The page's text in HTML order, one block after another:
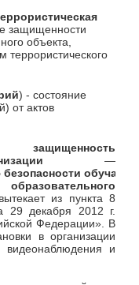
защищенности
объекта,
) - состояние
от актов
—
безопасности обучающ
из пункта 8
29 декабря 2012 г.
Федерации». В
в организации
видеонаблюдения и